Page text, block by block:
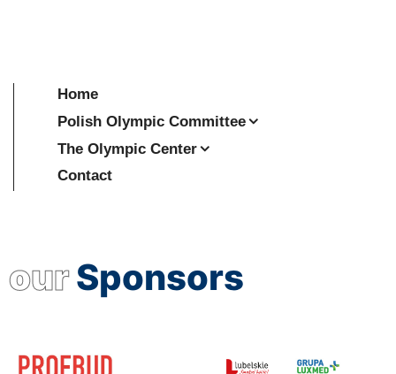
Home
Polish Olympic Committee
The Olympic Center
Contact
ourSponsors